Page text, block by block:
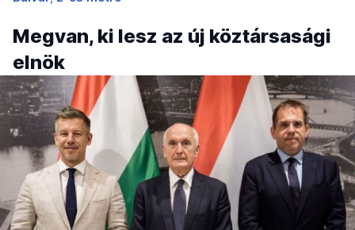
Megvan, ki lesz az új köztársasági
elnök